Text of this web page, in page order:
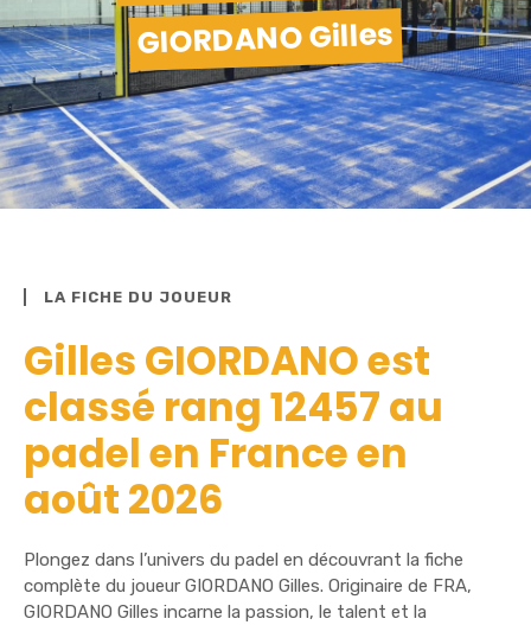
GIORDANO Gilles
LA FICHE DU JOUEUR
Gilles GIORDANO est
classé rang 12457 au
padel en France en
août 2026
Plongez dans l’univers du padel en découvrant la fiche
complète du joueur GIORDANO Gilles. Originaire de FRA,
GIORDANO Gilles incarne la passion, le talent et la